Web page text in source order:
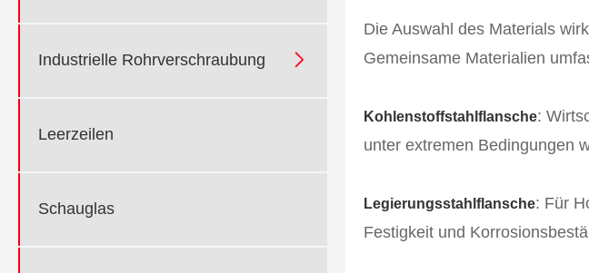
Industrielle Rohrverschraubung 
Leerzeilen
Schauglas
Die Auswahl des Materials
Gemeinsame Materialien
Kohlenstoffstahlflansche:
unter extremen Bedingungen
Legierungsstahlflansche: Für
Festigkeit und